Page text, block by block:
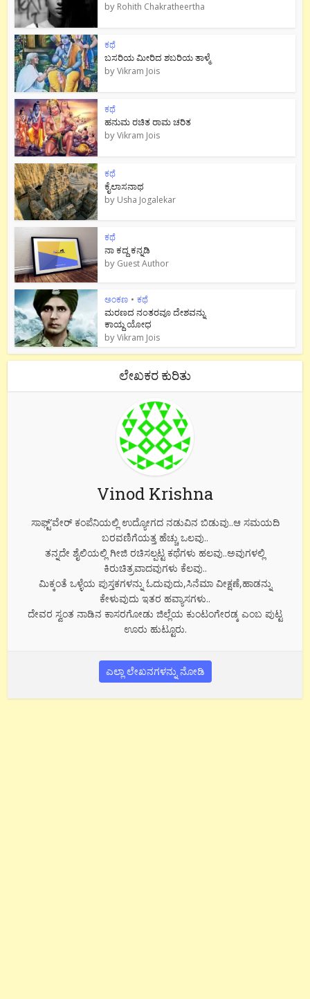
by Rohith Chakratheertha
ಕಥೆ
ಬಸರಿಯ ಮೀರಿದ ಶಬರಿಯ ತಾಳ್ಮೆ
byVikram Jois
ಕಥೆ
ಹನುಮ ರಚಿತ ರಾಮ‌ ಚರಿತ
byVikram Jois
ಕಥೆ
ಕೈಲಾಸನಾಥ
by Usha Jogalekar
ಕಥೆ
ನಾ ಕದ್ದ ಕನ್ನಡಿ
by Guest Author
ಅಂಕಣ • ಕಥೆ
ಮರಣದ ನಂತರವೂ ದೇಶವನ್ನು
ಕಾಯ್ದ ಯೋಧ
byVikram Jois
ಲೇಖಕರ ಕುರಿತು
Vinod Krishna
ಸಾಫ್ಟ್’ವೇರ್ ಕಂಪೆನಿಯಲ್ಲಿ ಉದ್ಯೋಗದ ನಡುವಿನ ಬಿಡುವು..ಆ ಸಮಯದಿ
ಬರವಣಿಗೆಯತ್ತ ಹೆಚ್ಚು ಒಲವು..
ತನ್ನದೇ ಶೈಲಿಯಲ್ಲಿ ಗೀಜಿ ರಚಿಸಲ್ಪಟ್ಟ ಕಥೆಗಳು ಹಲವು..ಅವುಗಳಲ್ಲಿ
ಕಿರುಚಿತ್ರವಾದವುಗಳು ಕೆಲವು..
ಮಿಕ್ಕಂತೆ ಒಳ್ಳೆಯ ಪುಸ್ತಕಗಳನ್ನು ಓದುವುದು,ಸಿನೆಮಾ ವೀಕ್ಷಣೆ,ಹಾಡನ್ನು
ಕೇಳುವುದು ಇತರ ಹವ್ಯಾಸಗಳು..
ದೇವರ ಸ್ವಂತ ನಾಡಿನ ಕಾಸರಗೋಡು ಜಿಲ್ಲೆಯ ಕುಂಟಂಗೇರಡ್ಕ ಎಂಬ ಪುಟ್ಟ
ಊರು ಹುಟ್ಟೂರು.
ಎಲ್ಲಾ ಲೇಖನಗಳನ್ನು ನೋಡಿ